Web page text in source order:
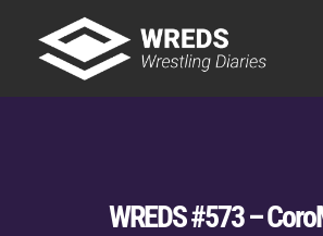
content
WREDS #573 –